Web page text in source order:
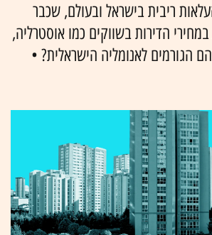
ריבית בישראל ובעולם, שכבר
במחירי הדירות בשווקים כמו אוסטרליה,
הגורמים לאנומליה הישראלית? •